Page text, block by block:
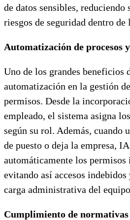
de datos sensibles,
riesgos de seguridad dentro
Automatización de procesos
Uno de los grandes beneficios
automatización en la gestión
permisos. Desde la
empleado, el sistema asigna
según su rol. Además, cuando
de puesto o deja la empresa,
automáticamente los permisos
evitando así accesos
carga administrativa del
Cumplimiento de